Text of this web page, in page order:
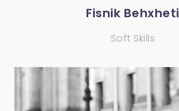
Fisnik Behxheti
Soft Skills